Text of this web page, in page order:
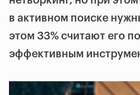
в активном поиске
этом 33% считают его
эффективным